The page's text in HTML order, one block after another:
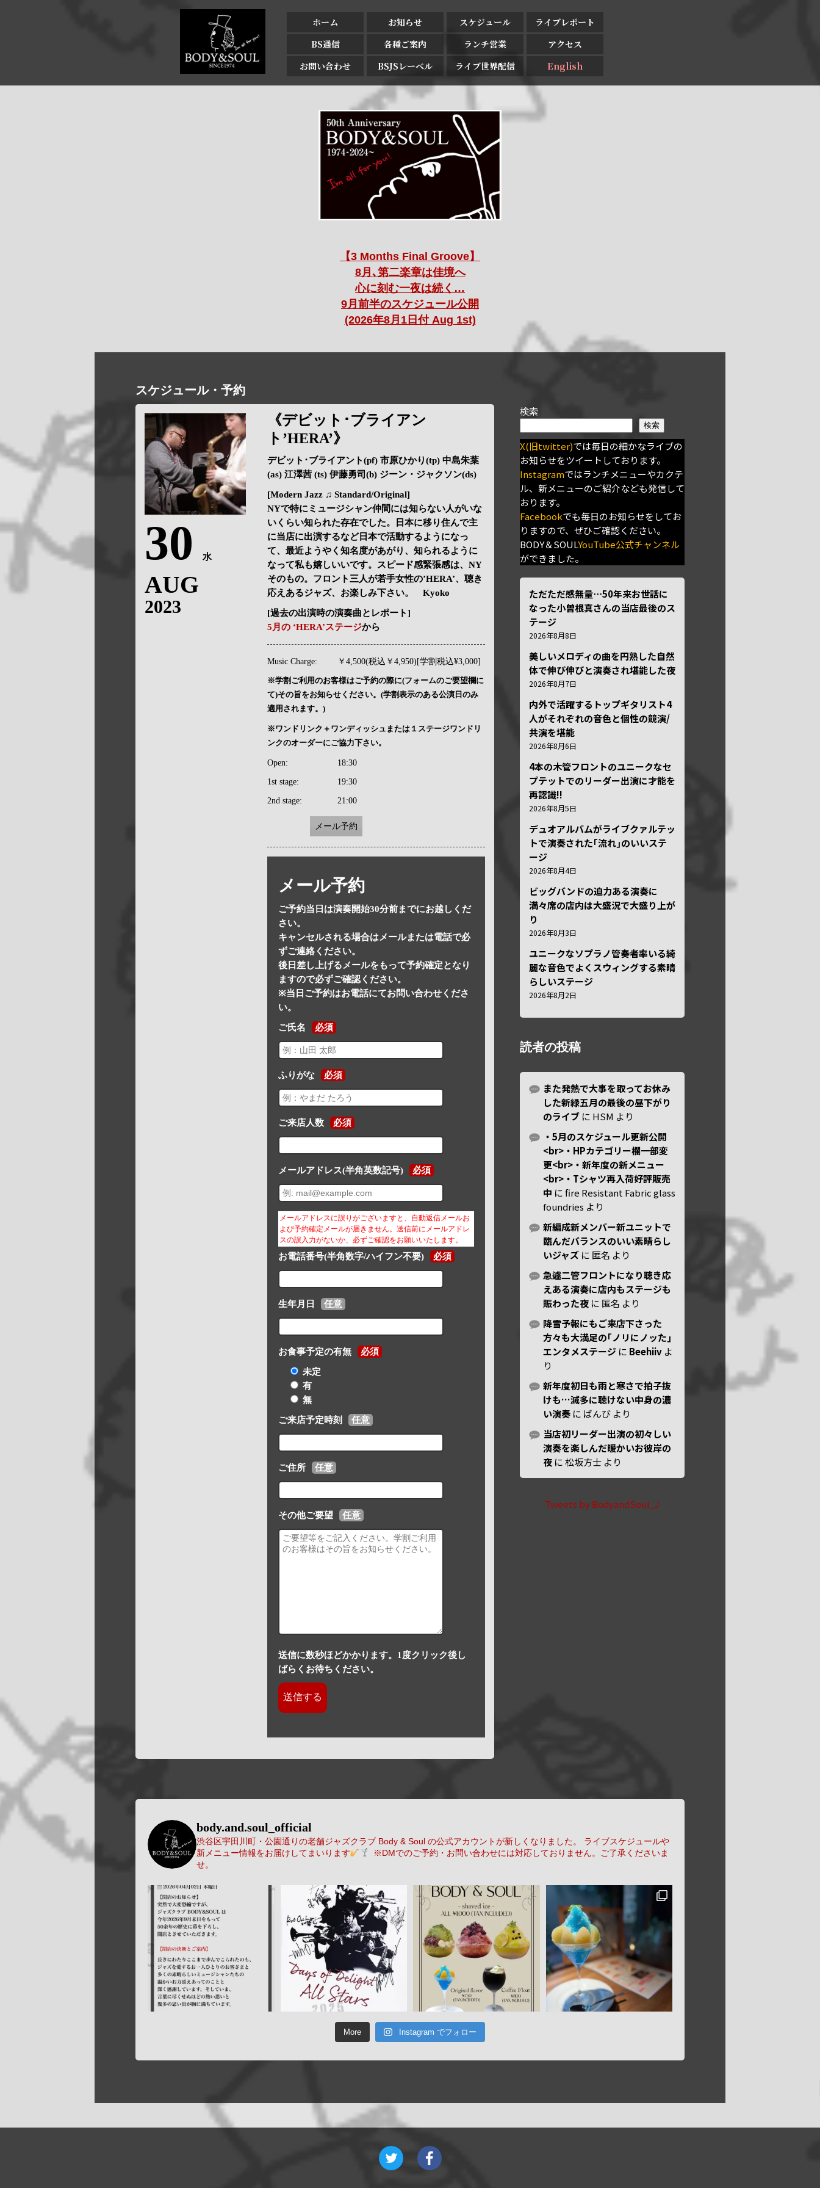
ホーム お知らせ スケジュール
ライブレポート
BS通信
各種ご案内 ランチ営業
アクセス
お問い合わせ
BSJSレーベル ライブ世界配信 English
【3 Months Final Groove】
8月､第二楽章は佳境へ
心に刻む一夜は続く…
9月前半のスケジュール公開
(2026年8月1日付 Aug 1st)
スケジュール・予約
30 水
AUG
2023
《デビット･ブライアン
ト’HERA’》
デビット･ブライアント(pf) 市原ひかり(tp) 中島朱葉
(as) 江澤茜 (ts) 伊藤勇司(b) ジーン・ジャクソン(ds)
[Modern Jazz ♫ Standard/Original]
NYで特にミュージシャン仲間には知らない人がいな
いくらい知られた存在でした。日本に移り住んで主
に当店に出演するなど日本で活動するようになっ
て、最近ようやく知名度があがり、知られるように
なって私も嬉しいいです。スピード感緊張感は、NY
そのもの。フロント三人が若手女性の’HERA’、聴き
応えあるジャズ、お楽しみ下さい。 Kyoko
[過去の出演時の演奏曲とレポート]
5月の ‘HERA’ステージから
Music Charge: ￥4,500(税込￥4,950)[学割税込¥3,000]
※学割ご利用のお客様はご予約の際に(フォームのご要望欄に
て)その旨をお知らせください。(学割表示のある公演日のみ
適用されます。)
※ワンドリンク＋ワンディッシュまたは１ステージワンドリ
ンクのオーダーにご協力下さい。
Open: 18:30
1st stage: 19:30
2nd stage: 21:00
メール予約
メール予約
ご予約当日は演奏開始30分前までにお越しくだ
さい。
キャンセルされる場合はメールまたは電話で必
ずご連絡ください。
後日差し上げるメールをもって予約確定となり
ますので必ずご確認ください。
※当日ご予約はお電話にてお問い合わせくださ
い。
ご氏名 必須
ふりがな 必須
ご来店人数 必須
メールアドレス(半角英数記号) 必須
メールアドレスに誤りがございますと、自動返信メールお
よび予約確定メールが届きません。送信前にメールアドレ
スの誤入力がないか、必ずご確認をお願いいたします。
お電話番号(半角数字/ハイフン不要) 必須
生年月日 任意
お食事予定の有無 必須
未定
有
無
ご来店予定時刻 任意
ご住所 任意
その他ご要望 任意
送信に数秒ほどかかります。1度クリック後し
ばらくお待ちください。
検索
検索
X(旧twitter)では毎日の細かなライブの
お知らせをツイートしております。
Instagramではランチメニューやカクテ
ル、新メニューのご紹介なども発信して
おります。
Facebookでも毎日のお知らせをしてお
りますので、ぜひご確認ください。
BODY＆SOULYouTube公式チャンネル
ができました。
ただただ感無量⋯50年来お世話に
なった小曽根真さんの当店最後のス
テージ
2026年8月8日
美しいメロディの曲を円熟した自然
体で伸び伸びと演奏され堪能した夜
2026年8月7日
内外で活躍するトップギタリスト4
人がそれぞれの音色と個性の競演/
共演を堪能
2026年8月6日
4本の木管フロントのユニークなセ
プテットでのリーダー出演に才能を
再認識!!
2026年8月5日
デュオアルバムがライブクァルテッ
トで演奏された｢流れ｣のいいステ
ージ
2026年8月4日
ビッグバンドの迫力ある演奏に
満々席の店内は大盛況で大盛り上が
り
2026年8月3日
ユニークなソプラノ管奏者率いる綺
麗な音色でよくスウィングする素晴
らしいステージ
2026年8月2日
読者の投稿
また発熱で大事を取ってお休み
した新緑五月の最後の昼下がり
のライブ に HSM より
・5月のスケジュール更新公開
<br>・HPカテゴリー欄一部変
更<br>・新年度の新メニュー
<br>・Tシャツ再入荷好評販売
中 にfire Resistant Fabric glass
foundries より
新編成新メンバー新ユニットで
臨んだバランスのいい素晴らし
いジャズ に 匿名 より
急遽二管フロントになり聴き応
えある演奏に店内もステージも
賑わった夜 に 匿名 より
降雪予報にもご来店下さった
方々も大満足の｢ノリにノッた｣
エンタメステージ に Beehiiv よ
り
新年度初日も雨と寒さで拍子抜
けも…滅多に聴けない中身の濃
い演奏 に ばんび より
当店初リーダー出演の初々しい
演奏を楽しんだ暖かいお彼岸の
夜 に松坂方士 より
Tweets by BodyandSoul_J
body.and.soul_official
渋谷区宇田川町・公園通りの老舗ジャズクラブ Body & Soul の公式アカウントが新しくなりました。
ライブスケジュールや
新メニュー情報をお届けしてまいります
※DMでのご予約・お問い合わせには対応しておりません。ご了承くださいま
せ。
More Instagram でフォロー